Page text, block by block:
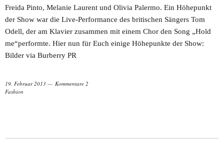
Freida Pinto, Melanie Laurent und Olivia Palermo. Ein Höhepunkt
der Show war die Live-Performance des britischen Sängers Tom
Odell, der am Klavier zusammen mit einem Chor den Song „Hold
me“performte. Hier nun für Euch einige Höhepunkte der Show:
Bilder via Burberry PR
19. Februar 2013
Kommentare 2
Fashion